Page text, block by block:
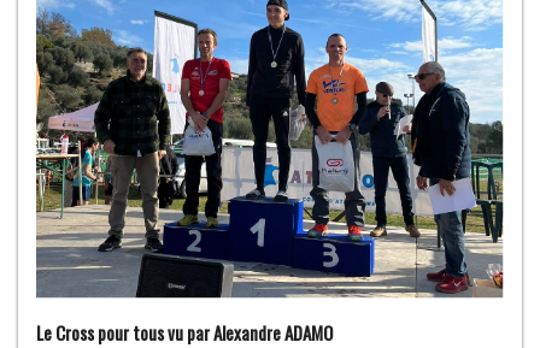
Le Cross pour tous vu par Alexandre ADAMO